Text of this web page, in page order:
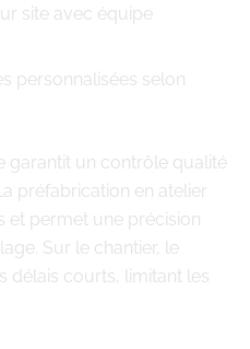
site avec équipe
personnalisées selon
garantit un contrôle qualité
préfabrication en atelier
et permet une précision
Sur le chantier, le
délais courts, limitant les